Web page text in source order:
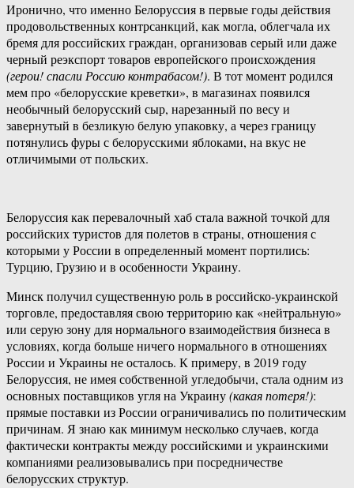
Иронично, что именно Белоруссия в первые годы действия
продовольственных контрсанкций, как могла, облегчала их
бремя для российских граждан, организовав серый или даже
черный реэкспорт товаров европейского происхождения
(герои! спасли Россию контрабасом!). В тот момент родился
мем про «белорусские креветки», в магазинах появился
необычный белорусский сыр, нарезанный по весу и
завернутый в безликую белую упаковку, а через границу
потянулись фуры с белорусскими яблоками, на вкус не
отличимыми от польских.
Белоруссия как перевалочный хаб стала важной точкой для
российских туристов для полетов в страны, отношения с
которыми у России в определенный момент портились:
Турцию, Грузию и в особенности Украину.
Минск получил существенную роль в российско-украинской
торговле, предоставляя свою территорию как «нейтральную»
или серую зону для нормального взаимодействия бизнеса в
условиях, когда больше ничего нормального в отношениях
России и Украины не осталось. К примеру, в 2019 году
Белоруссия, не имея собственной угледобычи, стала одним из
основных поставщиков угля на Украину(какая потеря!):
прямые поставки из России ограничивались по политическим
причинам. Я знаю как минимум несколько случаев, когда
фактически контракты между российскими и украинскими
компаниями реализовывались при посредничестве
белорусских структур.